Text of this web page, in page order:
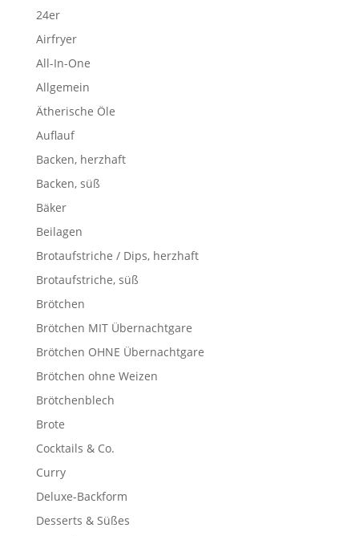
24er
Airfryer
All-In-One
Allgemein
Ätherische Öle
Auflauf
Backen, herzhaft
Backen, süß
Bäker
Beilagen
Brotaufstriche / Dips, herzhaft
Brotaufstriche, süß
Brötchen
Brötchen MIT Übernachtgare
Brötchen OHNE Übernachtgare
Brötchen ohne Weizen
Brötchenblech
Brote
Cocktails & Co.
Curry
Deluxe-Backform
Desserts & Süßes